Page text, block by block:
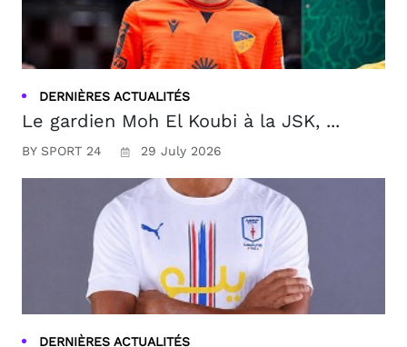
DERNIÈRES ACTUALITÉS
Le gardien Moh El Koubi à la JSK, ...
BY SPORT 24 29 July 2026
DERNIÈRES ACTUALITÉS